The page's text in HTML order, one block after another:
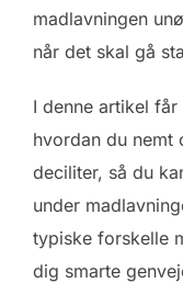
madlavningen
når det skal gå
I denne artikel
hvordan du nemt
deciliter, så du
under
typiske forskelle
dig smarte